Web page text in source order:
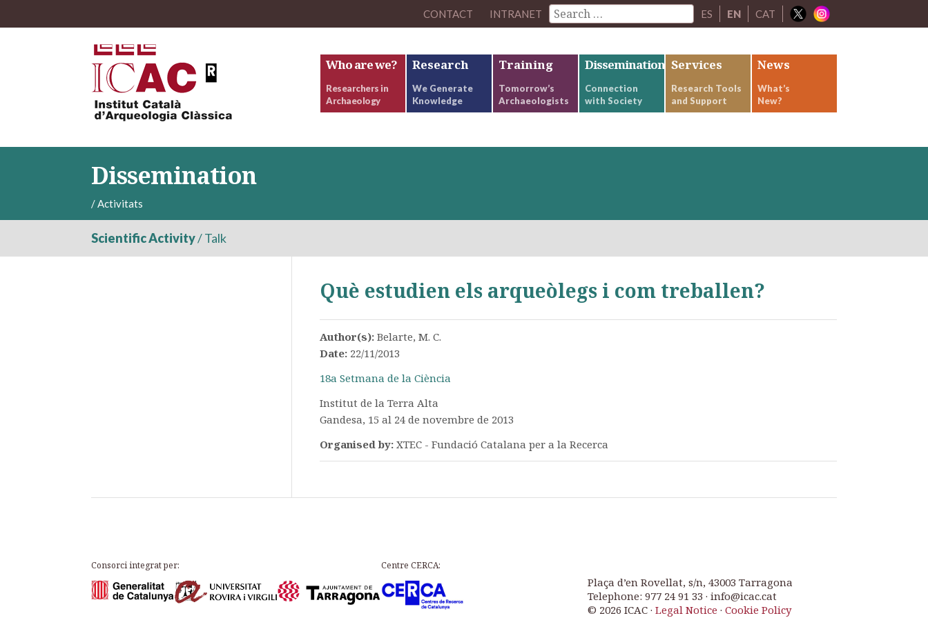
CONTACT INTRANET ES EN CAT
Who are we?
Researchers in
Archaeology
Research
We Generate
Knowledge
Training
Tomorrow’s
Archaeologists
Dissemination
Connection
with Society
Services
Research Tools
and Support
News
What’s
New?
Dissemination
/Activitats
Scientific Activity/Talk
Què estudien els arqueòlegs i com treballen?
Author(s): Belarte, M. C.
Date: 22/11/2013
18a Setmana de la Ciència
Institut de la Terra Alta
Gandesa, 15 al 24 de novembre de 2013
Organised by: XTEC - Fundació Catalana per a la Recerca
Consorci integrat per: Centre CERCA:
Plaça d’en Rovellat, s/n, 43003 Tarragona
Telephone: 977 24 91 33 · info@icac.cat
© 2026 ICAC ·Legal Notice ·Cookie Policy